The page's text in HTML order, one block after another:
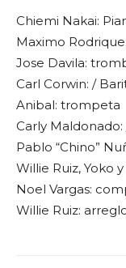
Chiemi Nakai:
Maximo
Jose Davila:
Carl Corwin: /
Anibal: trompeta
Carly Maldonado:
Pablo “Chino”
Willie Ruiz, Yoko
Noel Vargas:
Willie Ruiz: